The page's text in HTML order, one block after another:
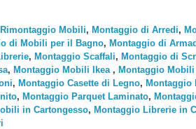
Mobili, Montaggio di Arredi,
di Mobili per il Bagno, Montaggio di
, Montaggio Scaffali, Montaggio di
, Montaggio Mobili Ikea, Montaggio
, Montaggio Casette di Legno, Montaggio
, Montaggio Parquet Laminato,
in Cartongesso, Montaggio Librerie in